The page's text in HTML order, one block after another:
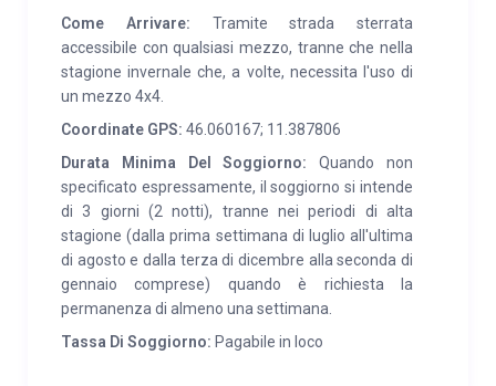
Come Arrivare: Tramite strada sterrata
accessibile con qualsiasi mezzo, tranne che nella
stagione invernale che, a volte, necessita l'uso di
un mezzo 4x4.
Coordinate GPS: 46.060167; 11.387806
Durata Minima Del Soggiorno: Quando non
specificato espressamente, il soggiorno si intende
di 3 giorni (2 notti), tranne nei periodi di alta
stagione (dalla prima settimana di luglio all'ultima
di agosto e dalla terza di dicembre alla seconda di
gennaio comprese) quando è richiesta la
permanenza di almeno una settimana.
Tassa Di Soggiorno: Pagabile in loco